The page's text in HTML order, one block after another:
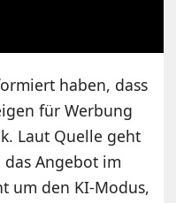
haben, dass
für Werbung
Laut Quelle geht
Angebot im
um den KI-Modus,